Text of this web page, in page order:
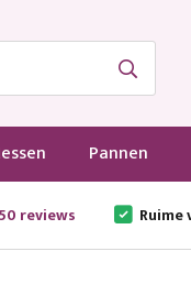
Pannen
reviews Ruime